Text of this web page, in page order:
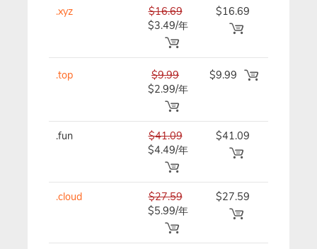
.xyz
$16.69
$3.49/年
$16.69
.top
$9.99
$2.99/年
$9.99
.fun
$41.09
$4.49/年
$41.09
.cloud
$27.59
$5.99/年
$27.59